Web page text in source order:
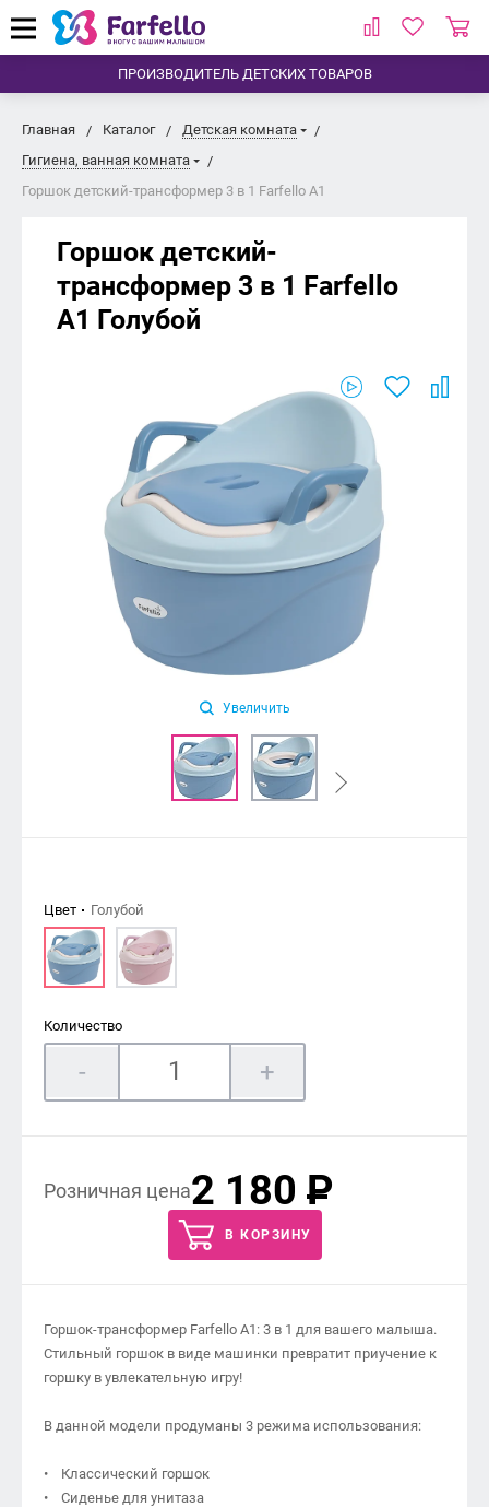
ПРОИЗВОДИТЕЛЬ ДЕТСКИХ ТОВАРОВ
Главная Каталог
Детская комната
Гигиена, ванная комната
Горшок детский-трансформер 3 в 1 Farfello A1
Горшок детский-
трансформер 3 в 1 Farfello
A1 Голубой
Увеличить
Цвет Голубой
Количество
- +
Розничная цена2 180 P
В КОРЗИНУ
Горшок-трансформер Farfello А1: 3 в 1 для вашего малыша.
Стильный горшок в виде машинки превратит приучение к
горшку в увлекательную игру!
В данной модели продуманы 3 режима использования:
• Классический горшок
• Сиденье для унитаза